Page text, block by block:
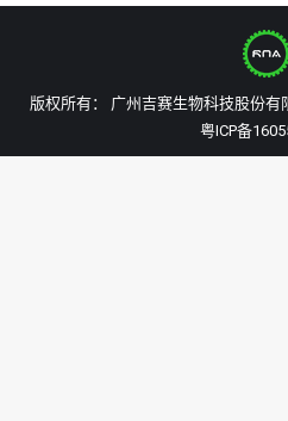
版权所有： 广州吉赛生物科技股份有
粤ICP备